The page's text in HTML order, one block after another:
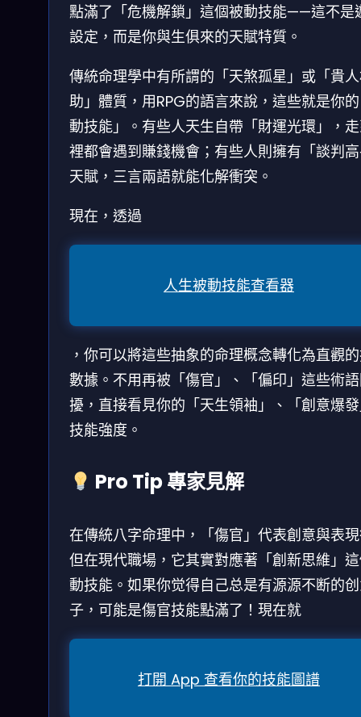
點滿了「危機解鎖」這個被動技能——這不是
設定，而是你與生俱來的天賦特質。
傳統命理學中有所謂的「天煞孤星」或「貴
助」體質，用RPG的語言來說，這些就是你
動技能」。有些人天生自帶「財運光環」，
裡都會遇到賺錢機會；有些人則擁有「談判
天賦，三言兩語就能化解衝突。
現在，透過
人生被動技能查看器
，你可以將這些抽象的命理概念轉化為直觀
數據。不用再被「傷官」、「偏印」這些術
擾，直接看見你的「天生領袖」、「創意爆
技能強度。
Pro Tip 專家見解
在傳統八字命理中，「傷官」代表創意與表
但在現代職場，它其實對應著「創新思維」
動技能。如果你觉得自己总是有源源不断的
子，可能是傷官技能點滿了！現在就
打開 App 查看你的技能圖譜